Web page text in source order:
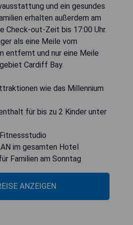
und ein gesundes
erhalten außerdem am
Check-out-Zeit bis 17:00 Uhr.
als eine Meile vom
entfernt und nur eine Meile
Cardiff Bay.
wie das Millennium
für bis zu 2 Kinder unter
im gesamten Hotel
Familien am Sonntag
ANZEIGEN